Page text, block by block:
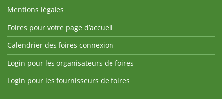
Mentions légales
Foires pour votre page d’accueil
Calendrier des foires connexion
Login pour les organisateurs de foires
Login pour les fournisseurs de foires